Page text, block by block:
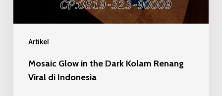
Artikel
Mosaic Glow in the Dark Kolam Renang
Viral di Indonesia